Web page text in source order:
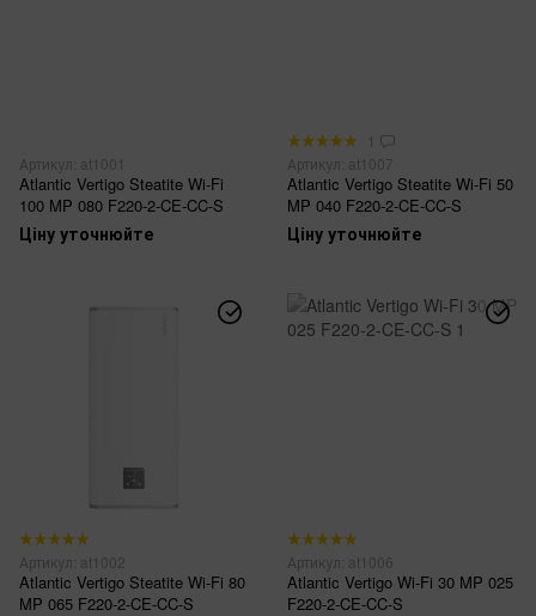
Артикул: at1001
Atlantic Vertigo Steatite Wi-Fi
100 MP 080 F220-2-CE-CC-S
Ціну уточнюйте
1
Артикул: at1007
Atlantic Vertigo Steatite Wi-Fi 50
MP 040 F220-2-CE-CC-S
Ціну уточнюйте
Артикул: at1002
Atlantic Vertigo Steatite Wi-Fi 80
MP 065 F220-2-CE-CC-S
Артикул: at1006
Atlantic Vertigo Wi-Fi 30 MP 025
F220-2-CE-CC-S